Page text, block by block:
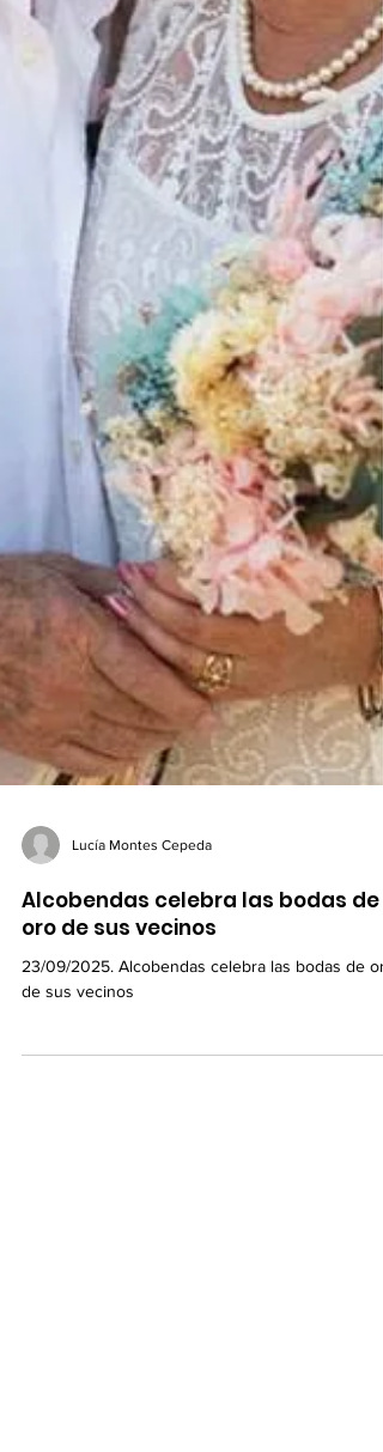
Lucía Montes Cepeda
Alcobendas celebra las bodas de
oro de sus vecinos